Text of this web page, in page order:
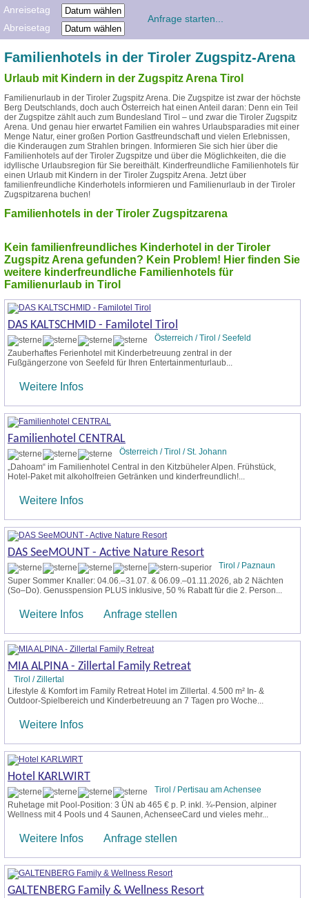
Anreisetag
Abreisetag
Familienhotels in der Tiroler Zugspitz-Arena
Urlaub mit Kindern in der Zugspitz Arena Tirol
Familienurlaub in der Tiroler Zugspitz Arena. Die Zugspitze ist zwar der höchste
Berg Deutschlands, doch auch Österreich hat einen Anteil daran: Denn ein Teil
der Zugspitze zählt auch zum Bundesland Tirol – und zwar die Tiroler Zugspitz
Arena. Und genau hier erwartet Familien ein wahres Urlaubsparadies mit einer
Menge Natur, einer großen Portion Gastfreundschaft und vielen Erlebnissen,
die Kinderaugen zum Strahlen bringen. Informieren Sie sich hier über die
Familienhotels auf der Tiroler Zugspitze und über die Möglichkeiten, die die
idyllische Urlaubsregion für Sie bereithält. Kinderfreundliche Familienhotels für
einen Urlaub mit Kindern in der Tiroler Zugspitz Arena. Jetzt über
familienfreundliche Kinderhotels informieren und Familienurlaub in der Tiroler
Zugspitzarena buchen!
Familienhotels in der Tiroler Zugspitzarena
Kein familienfreundliches Kinderhotel in der Tiroler
Zugspitz Arena gefunden? Kein Problem! Hier finden Sie
weitere kinderfreundliche Familienhotels für
Familienurlaub in Tirol
DAS KALTSCHMID - Familotel Tirol
Österreich / Tirol / Seefeld
Zauberhaftes Ferienhotel mit Kinderbetreuung zentral in der
Fußgängerzone von Seefeld für Ihren Entertainmenturlaub...
Weitere Infos
Familienhotel CENTRAL
Österreich / Tirol / St. Johann
„Dahoam“ im Familienhotel Central in den Kitzbüheler Alpen. Frühstück,
Hotel-Paket mit alkoholfreien Getränken und kinderfreundlich!...
Weitere Infos
DAS SeeMOUNT - Active Nature Resort
Tirol / Paznaun
Super Sommer Knaller: 04.06.–31.07. & 06.09.–01.11.2026, ab 2 Nächten
(So–Do). Genusspension PLUS inklusive, 50 % Rabatt für die 2. Person...
Weitere Infos Anfrage stellen
MIA ALPINA - Zillertal Family Retreat
Tirol / Zillertal
Lifestyle & Komfort im Family Retreat Hotel im Zillertal. 4.500 m² In- &
Outdoor-Spielbereich und Kinderbetreuung an 7 Tagen pro Woche...
Weitere Infos
Hotel KARLWIRT
Tirol / Pertisau am Achensee
Ruhetage mit Pool-Position: 3 ÜN ab 465 € p. P. inkl. ¾-Pension, alpiner
Wellness mit 4 Pools und 4 Saunen, AchenseeCard und vieles mehr...
Weitere Infos Anfrage stellen
GALTENBERG Family & Wellness Resort